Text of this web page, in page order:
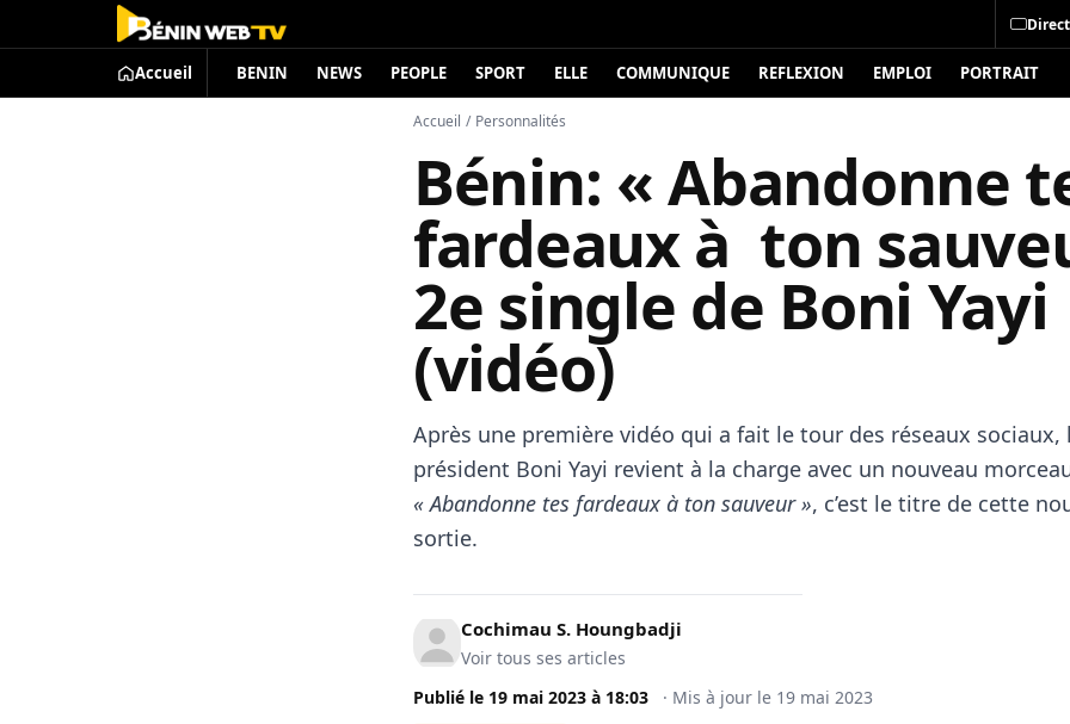
Accueil BENIN NEWS PEOPLE SPORT ELLE COMMUNIQUE REFLEXION EMPLOI PORTRAIT
Accueil / Personnalités
Bénin: « Abandonne
fardeaux à ton
2e single de Boni Yayi
(vidéo)
Après une première vidéo qui a fait le tour des réseaux sociaux,
président Boni Yayi revient à la charge avec un nouveau
« Abandonne tes fardeaux à ton sauveur », c’est le titre de cette
sortie.
Cochimau S. Houngbadji
Voir tous ses articles
Publié le 19 mai 2023 à 18:03 · Mis à jour le 19 mai 2023